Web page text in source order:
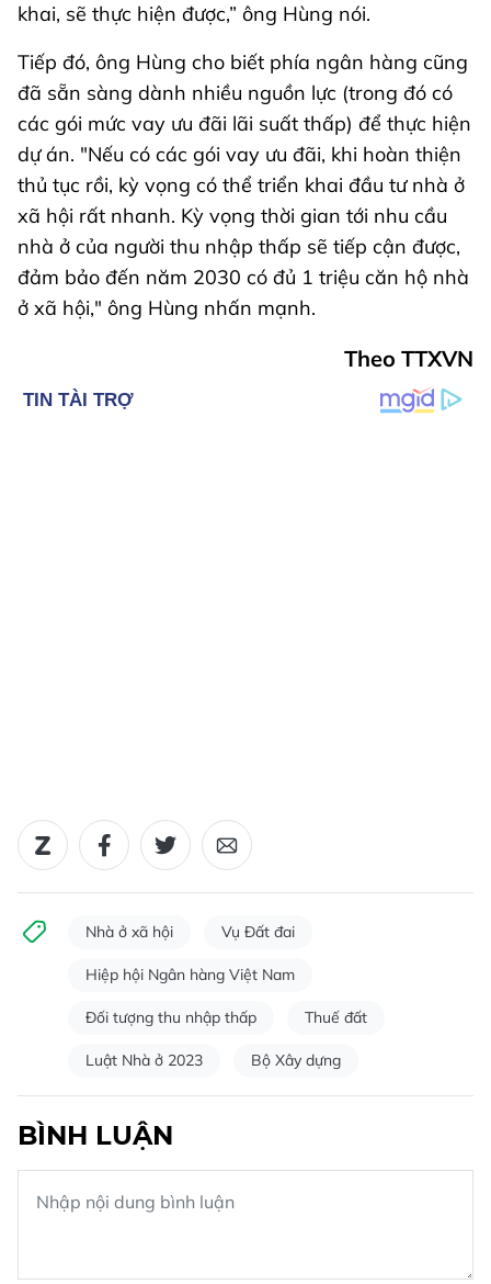
khai, sẽ thực hiện được,” ông Hùng nói.
Tiếp đó, ông Hùng cho biết phía ngân hàng cũng
đã sẵn sàng dành nhiều nguồn lực (trong đó có
các gói mức vay ưu đãi lãi suất thấp) để thực hiện
dự án. "Nếu có các gói vay ưu đãi, khi hoàn thiện
thủ tục rồi, kỳ vọng có thể triển khai đầu tư nhà ở
xã hội rất nhanh. Kỳ vọng thời gian tới nhu cầu
nhà ở của người thu nhập thấp sẽ tiếp cận được,
đảm bảo đến năm 2030 có đủ 1 triệu căn hộ nhà
ở xã hội," ông Hùng nhấn mạnh.
Theo TTXVN
Nhà ở xã hội Vụ Đất đai
Hiệp hội Ngân hàng Việt Nam
Đối tượng thu nhập thấp Thuế đất
Luật Nhà ở 2023 Bộ Xây dựng
BÌNH LUẬN